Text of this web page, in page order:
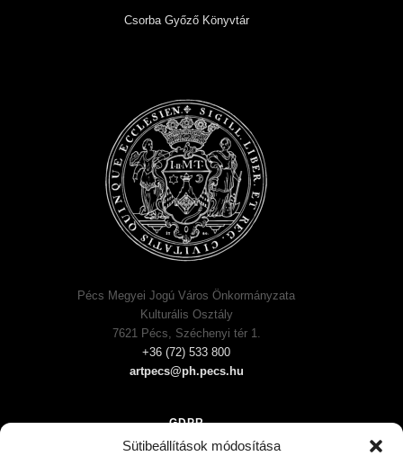
Sütibeállítások módosítása
Csorba Győző Könyvtár
Pécs Megyei Jogú Város Önkormányzata
Kulturális Osztály
7621 Pécs, Széchenyi tér 1.
+36 (72) 533 800
artpecs@ph.pecs.hu
GDPR
Impresszum